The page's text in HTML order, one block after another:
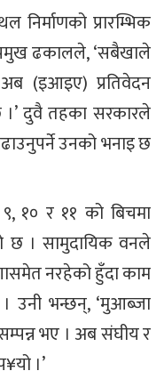
निर्माणको प्रारम्भिक
ढकालले, ‘सबैखाले
(इआइए) प्रतिवेदन
दुवै तहका सरकारले
उनको भनाइ छ
१० र ११ को बिचमा
छ । सामुदायिक वनले
नरहेको हुँदा काम
उनी भन्छन्, ‘मुआब्जा
भए । अब संघीय र
।’